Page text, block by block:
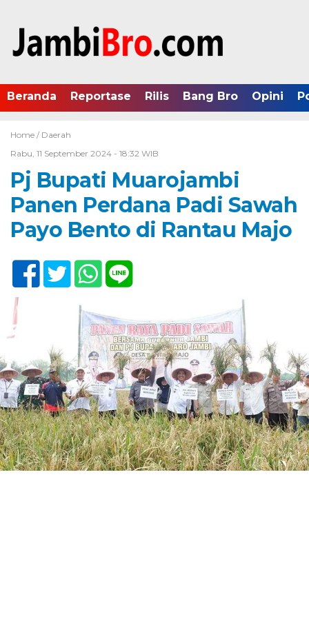
Beranda Reportase Rilis Bang Bro Opini
Home / Daerah
Rabu, 11 September 2024 - 18:32 WIB
Pj Bupati Muarojambi
Panen Perdana Padi Sawah
Payo Bento di Rantau Majo